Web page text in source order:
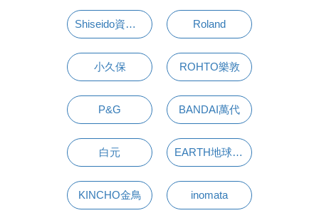
Shiseido資生堂 Roland
小久保 ROHTO樂敦
P&G BANDAI萬代
白元 EARTH地球製藥
KINCHO金鳥 inomata